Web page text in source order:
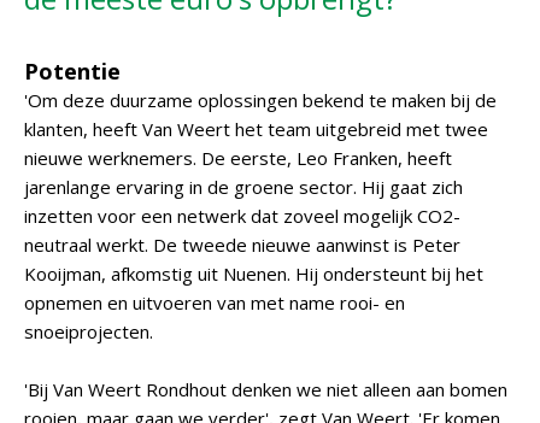
Potentie
'Om deze duurzame oplossingen bekend te maken bij de
klanten, heeft Van Weert het team uitgebreid met twee
nieuwe werknemers. De eerste, Leo Franken, heeft
jarenlange ervaring in de groene sector. Hij gaat zich
inzetten voor een netwerk dat zoveel mogelijk CO2-
neutraal werkt. De tweede nieuwe aanwinst is Peter
Kooijman, afkomstig uit Nuenen. Hij ondersteunt bij het
opnemen en uitvoeren van met name rooi- en
snoeiprojecten.
'Bij Van Weert Rondhout denken we niet alleen aan bomen
rooien, maar gaan we verder', zegt Van Weert. 'Er komen